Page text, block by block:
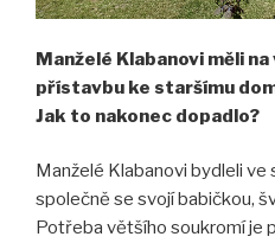
Manželé Klabanovi měli
přístavbu ke staršímu
Jak to nakonec dopadlo?
Manželé Klabanovi bydleli
společně se svojí babičkou,
Potřeba většího soukromí je